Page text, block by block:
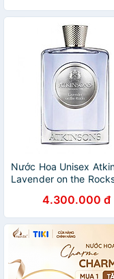
Nước Hoa Unisex
Lavender on the
4.300.000 đ